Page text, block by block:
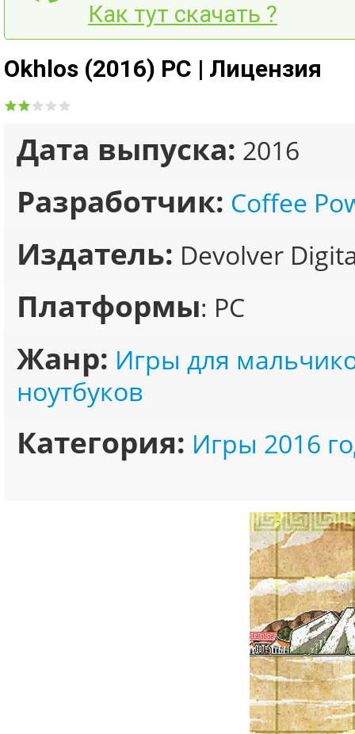
Как тут скачать ?
Okhlos (2016) PC | Лицензия
Дата выпуска: 2016
Разработчик: Coffee
Издатель: Devolver
Платформы: PC
Жанр: Игры для
ноутбуков
Категория: Игры 2016